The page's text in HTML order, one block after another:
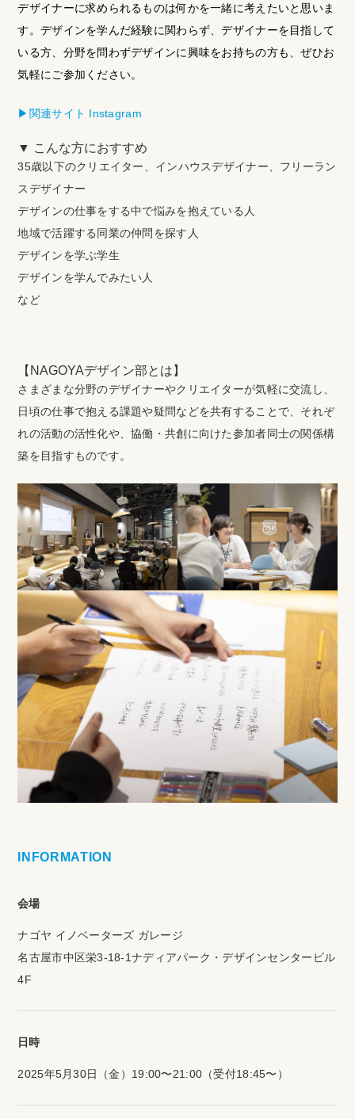
デザイナーに求められるものは何かを一緒に考えたいと思いま
す。 デザインを学んだ経験に関わらず、デザイナーを目指して
いる方、分野を問わずデザインに興味をお持ちの方も、ぜひお
気軽にご参加ください。
▶︎関連サイト Instagram
▼ こんな方におすすめ
35歳以下のクリエイター、インハウスデザイナー、フリーラン
スデザイナー
デザインの仕事をする中で悩みを抱えている人
地域で活躍する同業の仲問を探す人
デザインを学ぶ学生
デザインを学んでみたい人
など
【NAGOYAデザイン部とは】
さまざまな分野のデザイナーやクリエイターが気軽に交流し、
日頃の仕事で抱える課題や疑問などを共有することで、それぞ
れの活動の活性化や、協働・共創に向けた参加者同士の関係構
築を目指すものです。
INFORMATION
会場
ナゴヤ イノベーターズ ガレージ
名古屋市中区栄3-18-1ナディアパーク・デザインセンタービル
4F
日時
2025年5月30日（金）19:00〜21:00（受付18:45〜）